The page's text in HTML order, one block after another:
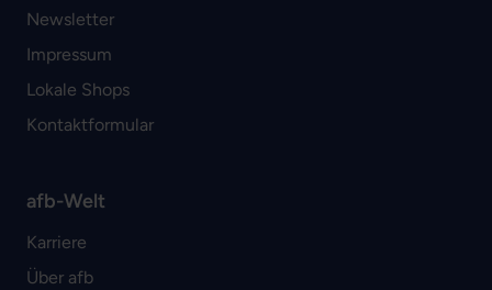
Newsletter
Impressum
Lokale Shops
Kontaktformular
afb-Welt
Karriere
Über afb